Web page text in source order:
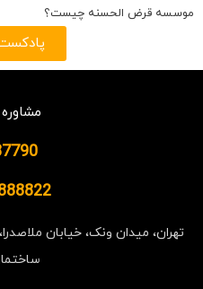
موسسه قرض الحسنه چیست؟